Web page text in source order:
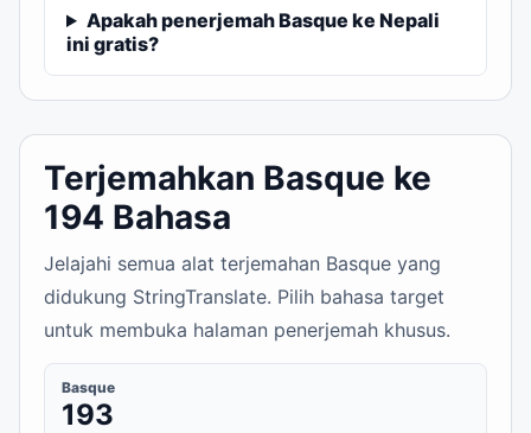
Apakah penerjemah Basque ke Nepali
ini gratis?
Terjemahkan Basque ke
194 Bahasa
Jelajahi semua alat terjemahan Basque yang
didukung StringTranslate. Pilih bahasa target
untuk membuka halaman penerjemah khusus.
Basque
193